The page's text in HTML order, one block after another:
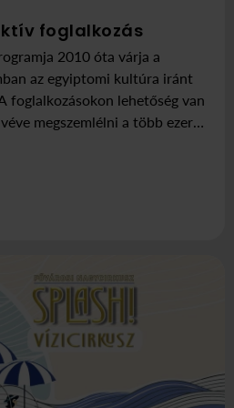
foglalkozásHETENTE
Itt:
Múzeum
2010 óta várja a
az egyiptomi kultúra iránt
foglalkozásokon lehetőség van
megszemlélni a több ezer
a múzeum felkészített
Titkok Kamrájában.